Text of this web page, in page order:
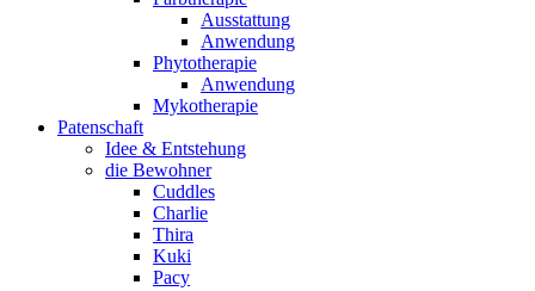
Ausstattung
Anwendung
Phytotherapie
Anwendung
Mykotherapie
Patenschaft
Idee & Entstehung
die Bewohner
Cuddles
Charlie
Thira
Kuki
Pacy